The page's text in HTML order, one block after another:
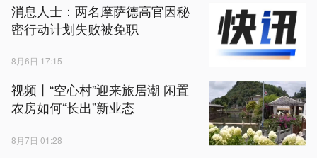
消息人士：两名摩萨德高官因秘
密行动计划失败被免职
8月6日 17:15
视频丨“空心村”迎来旅居潮 闲置
农房如何“长出”新业态
8月7日 01:28